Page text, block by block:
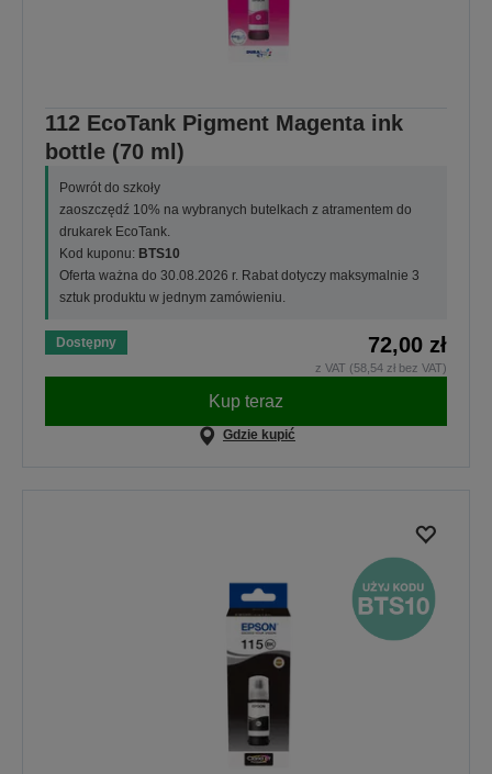
112 EcoTank Pigment Magenta ink
bottle (70 ml)
Powrót do szkoły
zaoszczędź 10% na wybranych butelkach z atramentem do
drukarek EcoTank.
Kod kuponu: BTS10
Oferta ważna do 30.08.2026 r. Rabat dotyczy maksymalnie 3
sztuk produktu w jednym zamówieniu.
Dostępny 72,00 zł
z VAT (58,54 zł bez VAT)
Kup teraz
Gdzie kupić